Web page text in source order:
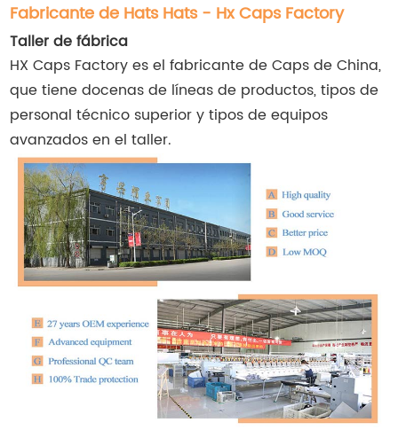
Fabricante de Hats Hats - Hx Caps Factory
Taller de fábrica
HX Caps Factory es el fabricante de Caps de China,
que tiene docenas de líneas de productos, tipos de
personal técnico superior y tipos de equipos
avanzados en el taller.